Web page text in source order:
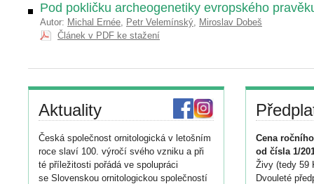
Pod pokličku archeogenetiky evropského
Autor: Michal Ernée, Petr Velemínský, Miroslav Dobeš
Článek v PDF ke stažení
Aktuality
Česká společnost ornitologická v letošním
roce slaví 100. výročí svého vzniku a při
té příležitosti pořádá ve spolupráci
se Slovenskou ornitologickou společností
Cena
od čísla 1/
Živy (tedy 59
Dvouleté